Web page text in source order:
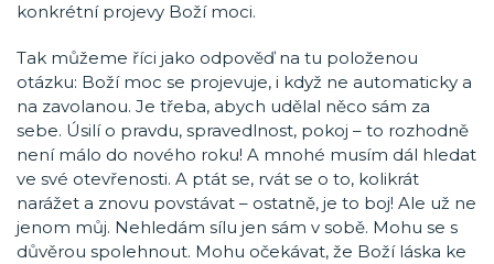
konkrétní projevy Boží moci.
Tak můžeme říci jako odpověď na tu položenou
otázku: Boží moc se projevuje, i když ne automaticky a
na zavolanou. Je třeba, abych udělal něco sám za
sebe. Úsilí o pravdu, spravedlnost, pokoj – to rozhodně
není málo do nového roku! A mnohé musím dál hledat
ve své otevřenosti. A ptát se, rvát se o to, kolikrát
narážet a znovu povstávat – ostatně, je to boj! Ale už ne
jenom můj. Nehledám sílu jen sám v sobě. Mohu se s
důvěrou spolehnout. Mohu očekávat, že Boží láska ke